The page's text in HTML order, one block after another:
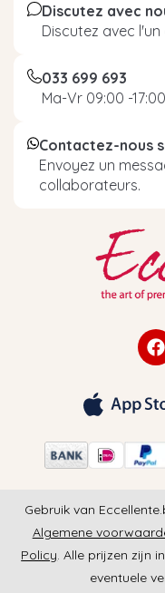
Discutez avec
Discutez avec
033 699 693
Ma-Vr 09:00 -17:00
Contactez-nous
Envoyez un
collaborateurs.
Gebruik van
Algemene
Policy. Alle prijzen zijn
eventuele